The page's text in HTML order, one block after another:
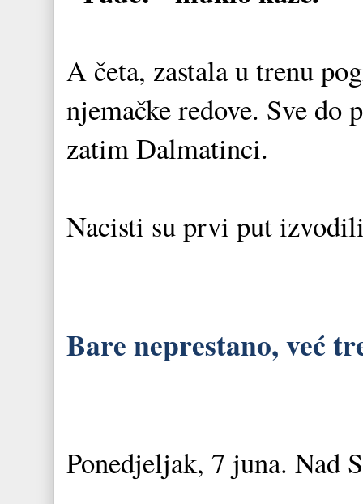
A četa, zastala u trenu
njemačke redove. Sve do
zatim Dalmatinci.
Nacisti su prvi put
Bare neprestano, već
Ponedjeljak, 7 juna. Nad